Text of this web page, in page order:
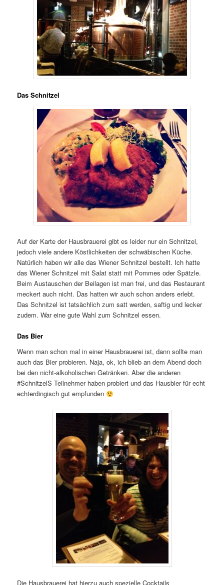
Das Schnitzel
Auf der Karte der Hausbrauerei gibt es leider nur ein Schnitzel,
jedoch viele andere Köstlichkeiten der schwäbischen Küche.
Natürlich haben wir alle das Wiener Schnitzel bestellt. Ich hatte
das Wiener Schnitzel mit Salat statt mit Pommes oder Spätzle.
Beim Austauschen der Beilagen ist man frei, und das Restaurant
meckert auch nicht. Das hatten wir auch schon anders erlebt.
Das Schnitzel ist tatsächlich zum satt werden, saftig und lecker
zudem. War eine gute Wahl zum Schnitzel essen.
Das Bier
Wenn man schon mal in einer Hausbrauerei ist, dann sollte man
auch das Bier probieren. Naja, ok, ich blieb an dem Abend doch
bei den nicht-alkoholischen Getränken. Aber die anderen
#SchnitzelS Teilnehmer haben probiert und das Hausbier für echt
echterdingisch gut empfunden
Die Hausbrauerei hat hierzu auch spezielle Cocktails